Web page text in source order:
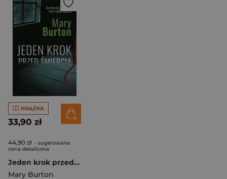
KSIĄŻKA
33,90 zł
44,90 zł - sugerowana
cena detaliczna
Jeden krok przed śmiercią
Mary Burton